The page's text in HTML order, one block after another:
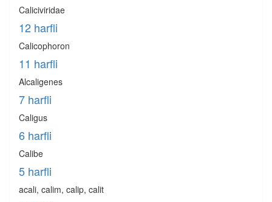
Caliciviridae
12 harfli
Calicophoron
11 harfli
Alcaligenes
7 harfli
Caligus
6 harfli
Calibe
5 harfli
acali, calim, calip, calit